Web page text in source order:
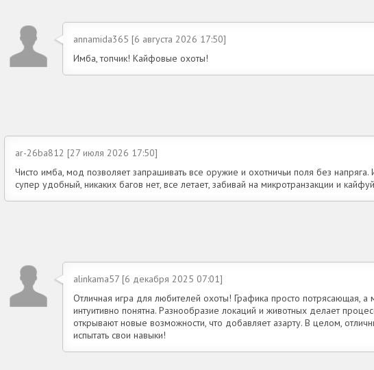
annamida365 [6 августа 2026 17:50]
Имба, топчик! Кайфовые охоты!
ar-26ba812 [27 июля 2026 17:50]
Чисто имба, мод позволяет запрашивать все оружие и охотничьи поля без
супер удобный, никаких багов нет, все летает, забивай на микротранзакции и
alinkama57 [6 декабря 2025 07:01]
Отличная игра для любителей охоты! Графика просто потрясающая, а
интуитивно понятна. Разнообразие локаций и животных делает
открывают новые возможности, что добавляет азарту. В целом,
испытать свои навыки!